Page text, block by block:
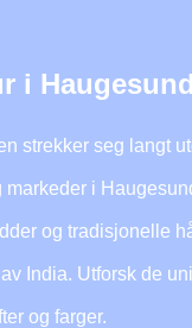
i Haugesund
strekker seg langt
markeder i
og tradisjonelle
India. Utforsk de
og farger.